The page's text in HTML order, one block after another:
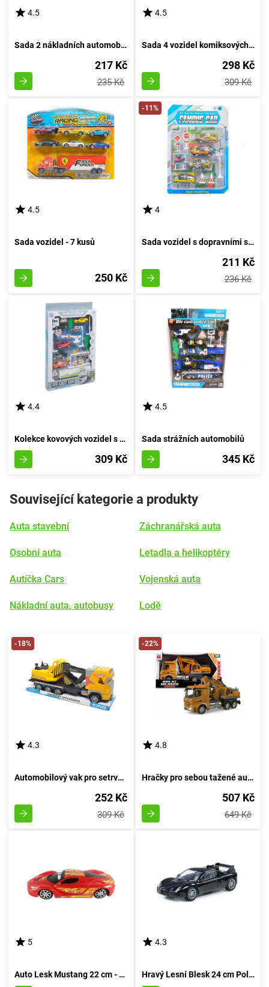
4.5
Sada 2 nákladních automobilů s naklápěcí nástavbou a vozem na odpad
217 Kč
235 Kč
4.5
Sada 4 vozidel komiksových superhrdinů
298 Kč
309 Kč
4.5
Sada vozidel - 7 kusů
250 Kč
-11%
4
Sada vozidel s dopravními symboly
211 Kč
236 Kč
4.4
Kolekce kovových vozidel s doplňky pro silniční prostředí
309 Kč
4.5
Sada strážních automobilů
345 Kč
Související kategorie a produkty
Auta stavební
Osobní auta
Autíčka Cars
Nákladní auta, autobusy
Záchranářská auta
Letadla a helikoptéry
Vojenská auta
Lodě
-18%
4.3
Automobilový vak pro setrvačník
252 Kč
309 Kč
-22%
4.8
Hračky pro sebou tažené autíčka
507 Kč
649 Kč
5
Auto Lesk Mustang 22 cm - rudá
4.3
Hravý Lesní Blesk 24 cm Polesie - rudá